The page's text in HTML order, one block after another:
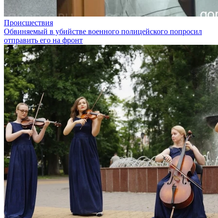
Происшествия
Обвиняемый в убийстве военного полицейского попросил
отправить его на фронт